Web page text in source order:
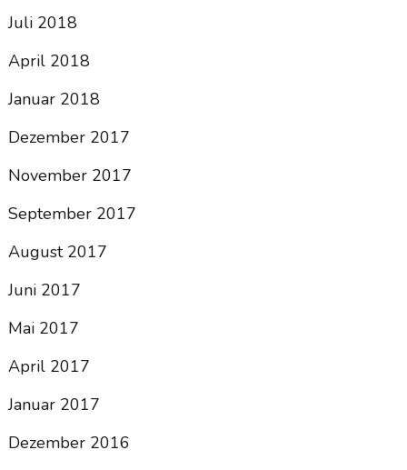
Juli 2018
April 2018
Januar 2018
Dezember 2017
November 2017
September 2017
August 2017
Juni 2017
Mai 2017
April 2017
Januar 2017
Dezember 2016